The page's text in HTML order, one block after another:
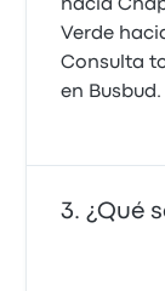
hacia
Verde
Consulta
en Busbud.
¿Qué